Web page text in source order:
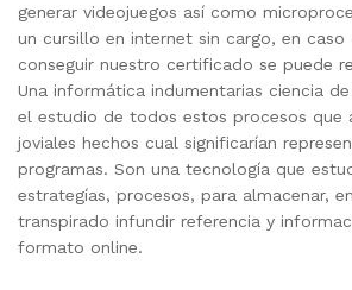
generar videojuegos así­ como
un cursillo en internet sin cargo, en caso
conseguir nuestro certificado se puede
Una informática indumentarias ciencia
el estudio de todos estos procesos que
joviales hechos cual significarían
programas. Son una tecnología que
estrategías, procesos, para almacenar,
transpirado infundir referencia y
formato online.